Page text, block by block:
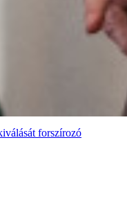
forszírozó